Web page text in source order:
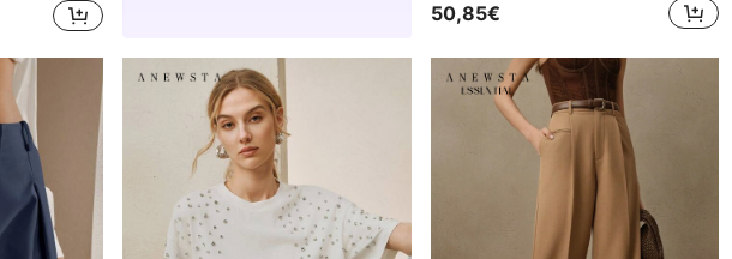
50,85€